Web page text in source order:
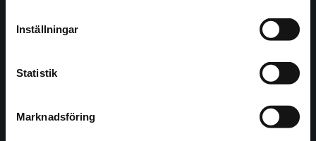
Inställningar
Statistik
Marknadsföring
Kontakta oss
046-31 20 00
Postadress:
Box 141